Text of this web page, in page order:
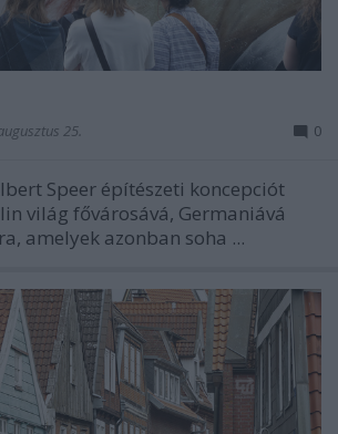
25. 0
Speer építészeti koncepciót
világ fővárosává, Germaniává
amelyek azonban soha ...